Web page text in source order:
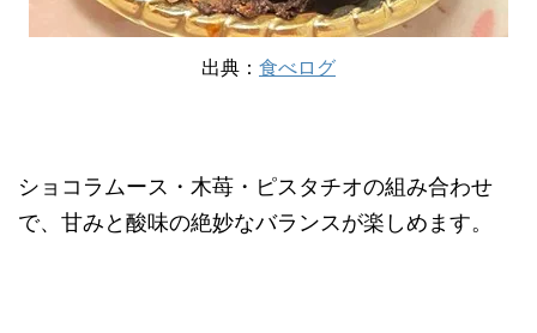
出典： 食べログ
ショコラムース・木苺・ピスタチオの組み合わせ
で、甘みと酸味の絶妙なバランスが楽しめます。